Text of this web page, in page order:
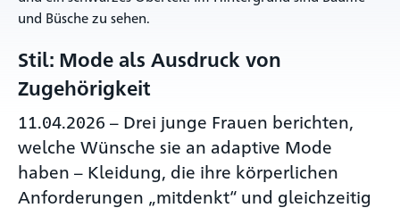
Stil: Mode als Ausdruck von
Zugehörigkeit
11.04.2026 – Drei junge Frauen berichten,
welche Wünsche sie an adaptive Mode
haben – Kleidung, die ihre körperlichen
Anforderungen „mitdenkt“ und gleichzeitig